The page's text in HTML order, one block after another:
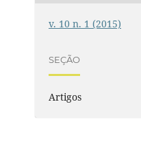
v. 10 n. 1 (2015)
SEÇÃO
Artigos